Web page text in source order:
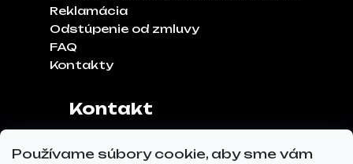
Používame súbory cookie, aby sme vám
Reklamácia
Odstúpenie od zmluvy
FAQ
Kontakty
Kontakt
Hviezdoslavov